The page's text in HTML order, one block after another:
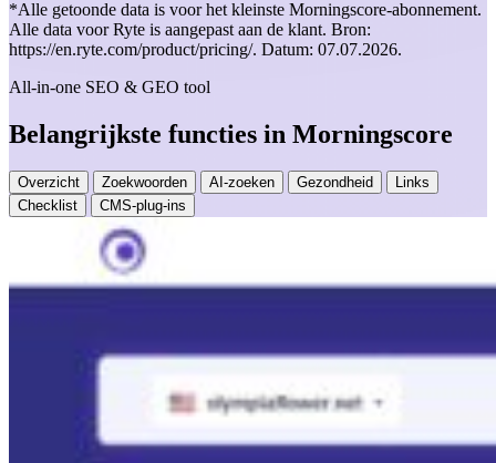
*Alle getoonde data is voor het kleinste Morningscore-abonnement.
Alle data voor Ryte is aangepast aan de klant. Bron:
https://en.ryte.com/product/pricing/. Datum: 07.07.2026.
All-in-one SEO & GEO tool
Belangrijkste functies in Morningscore
Overzicht Zoekwoorden AI-zoeken Gezondheid
Links
Checklist
CMS-plug-ins